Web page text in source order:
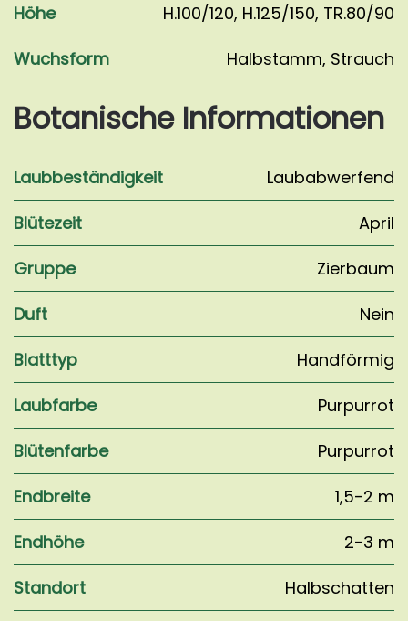
Höhe H.100/120, H.125/150, TR.80/90
Wuchsform
Halbstamm, Strauch
Botanische Informationen
Laubbeständigkeit
Laubabwerfend
Blütezeit
April
Gruppe
Zierbaum
Duft
Nein
Blatttyp
Handförmig
Laubfarbe
Purpurrot
Blütenfarbe
Purpurrot
Endbreite
1,5-2 m
Endhöhe
2-3 m
Standort
Halbschatten